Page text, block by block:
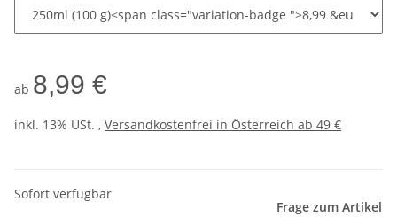
ab 8,99 €
inkl. 13% USt. , Versandkostenfrei in Österreich ab 49 €
Sofort verfügbar
Frage zum Artikel